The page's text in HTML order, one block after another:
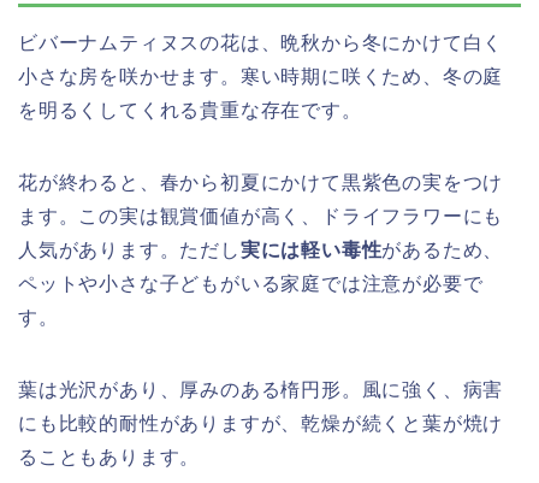
ビバーナムティヌスの花は、晩秋から冬にかけて白く
小さな房を咲かせます。寒い時期に咲くため、冬の庭
を明るくしてくれる貴重な存在です。
花が終わると、春から初夏にかけて黒紫色の実をつけ
ます。この実は観賞価値が高く、ドライフラワーにも
人気があります。ただし実には軽い毒性があるため、
ペットや小さな子どもがいる家庭では注意が必要で
す。
葉は光沢があり、厚みのある楕円形。風に強く、病害
にも比較的耐性がありますが、乾燥が続くと葉が焼け
ることもあります。